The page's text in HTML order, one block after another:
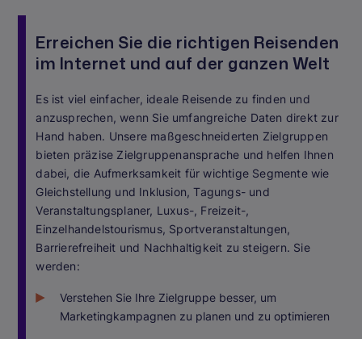
Erreichen Sie die richtigen Reisenden
im Internet und auf der ganzen Welt
Es ist viel einfacher, ideale Reisende zu finden und
anzusprechen, wenn Sie umfangreiche Daten direkt zur
Hand haben. Unsere maßgeschneiderten Zielgruppen
bieten präzise Zielgruppenansprache und helfen Ihnen
dabei, die Aufmerksamkeit für wichtige Segmente wie
Gleichstellung und Inklusion, Tagungs- und
Veranstaltungsplaner, Luxus-, Freizeit-,
Einzelhandelstourismus, Sportveranstaltungen,
Barrierefreiheit und Nachhaltigkeit zu steigern. Sie
werden:
Verstehen Sie Ihre Zielgruppe besser, um
Marketingkampagnen zu planen und zu optimieren